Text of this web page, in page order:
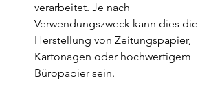
verarbeitet. Je nach
Verwendungszweck kann dies die
Herstellung von Zeitungspapier,
Kartonagen oder hochwertigem
Büropapier sein.